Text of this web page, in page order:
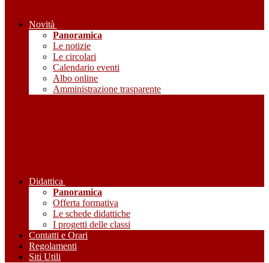
Novità
Panoramica
Le notizie
Le circolari
Calendario eventi
Albo online
Amministrazione trasparente
Didattica
Panoramica
Offerta formativa
Le schede didattiche
I progetti delle classi
Contatti e Orari
Regolamenti
Siti Utili